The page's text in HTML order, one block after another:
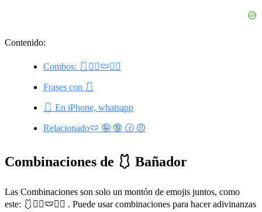
Contenido:
Combos: 🩱🏊‍♀️🩲🏊‍♂️
Frases con 🩱
🩱 En iPhone, whatsapp
Relacionado🩲 🤪 🔞 🕜 🤨
Combinaciones de 🩱 Bañador
Las Combinaciones son solo un montón de emojis juntos, como
este: 🩱🏊‍♀️🩲🏊‍♂️ . Puede usar combinaciones para hacer adivinanzas